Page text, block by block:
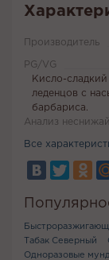
Производитель
PG/VG
Кисло-
леденцов с
барбариса.
Анализ
Все
Табак Северный
Одноразовые